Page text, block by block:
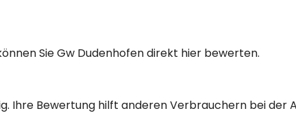
Sie Gw Dudenhofen direkt hier bewerten.
Ihre Bewertung hilft anderen Verbrauchern bei